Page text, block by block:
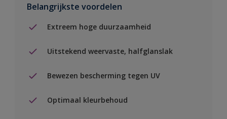
Belangrijkste voordelen
Extreem hoge duurzaamheid
Uitstekend weervaste, halfglanslak
Bewezen bescherming tegen UV
Optimaal kleurbehoud